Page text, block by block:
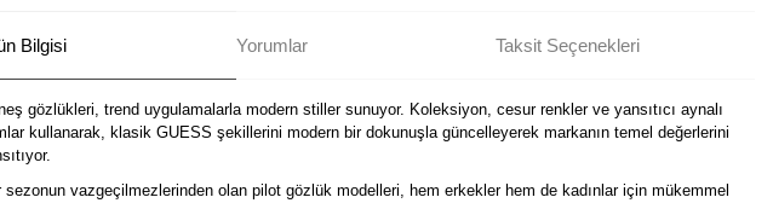
Bilgisi Yorumlar Taksit Seçenekleri
gözlükleri, trend uygulamalarla modern stiller sunuyor. Koleksiyon, cesur renkler ve yansıtıcı aynalı
kullanarak, klasik GUESS şekillerini modern bir dokunuşla güncelleyerek markanın temel değerlerini
sezonun vazgeçilmezlerinden olan pilot gözlük modelleri, hem erkekler hem de kadınlar için mükemmel